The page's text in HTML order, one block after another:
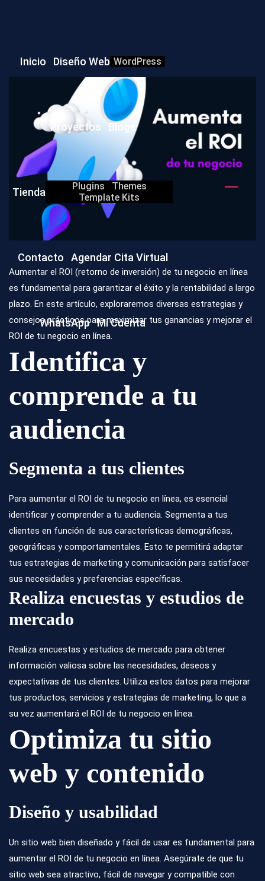
Inicio Diseño Web WordPress
Proyectos Blogs
Tienda Plugins
Themes
Template Kits
Contacto Agendar Cita Virtual
WhatsApp Mi Cuenta
Aumentar el ROI (retorno de inversión) de tu negocio en línea
es fundamental para garantizar el éxito y la rentabilidad a largo
plazo. En este artículo, exploraremos diversas estrategias y
consejos prácticos para maximizar tus ganancias y mejorar el
ROI de tu negocio en línea.
Identifica y
comprende a tu
audiencia
Segmenta a tus clientes
Para aumentar el ROI de tu negocio en línea, es esencial
identificar y comprender a tu audiencia. Segmenta a tus
clientes en función de sus características demográficas,
geográficas y comportamentales. Esto te permitirá adaptar
tus estrategias de marketing y comunicación para satisfacer
sus necesidades y preferencias específicas.
Realiza encuestas y estudios de
mercado
Realiza encuestas y estudios de mercado para obtener
información valiosa sobre las necesidades, deseos y
expectativas de tus clientes. Utiliza estos datos para mejorar
tus productos, servicios y estrategias de marketing, lo que a
su vez aumentará el ROI de tu negocio en línea.
Optimiza tu sitio
web y contenido
Diseño y usabilidad
Un sitio web bien diseñado y fácil de usar es fundamental para
aumentar el ROI de tu negocio en línea. Asegúrate de que tu
sitio web sea atractivo, fácil de navegar y compatible con